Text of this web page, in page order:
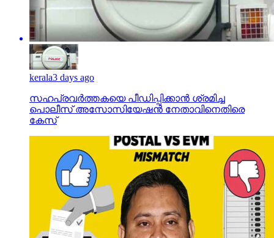
kerala3 days ago
സഹപ്രവര്‍ത്തകയെ പീഡിപ്പിക്കാന്‍ ശ്രമിച്ച
പൊലീസ് അസോസിയേഷന്‍ നേതാവിനെതിരെ
കേസ്